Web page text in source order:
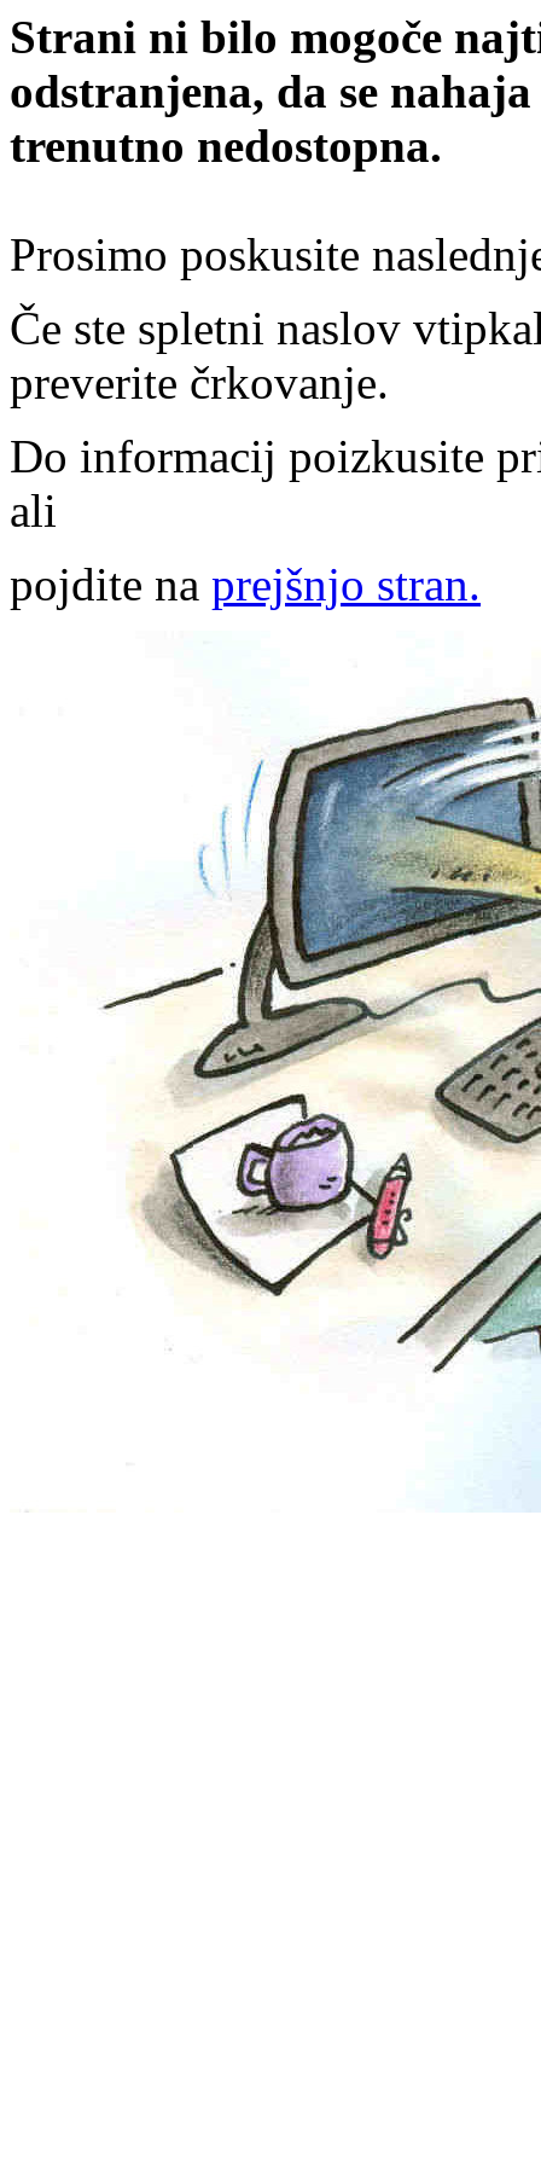
Strani ni bilo mogoče
odstranjena, da se
trenutno nedostopna.
Prosimo poskusite
Če ste spletni naslov
preverite črkovanje.
Do informacij poizkusite
ali
pojdite na prejšnjo stran.